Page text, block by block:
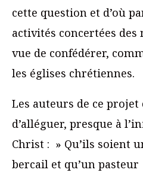
cette question et d’où
activités concertées
vue de confédérer,
les églises chrétiennes.
Les auteurs de ce
d’alléguer, presque à
Christ : » Qu’ils soient
bercail et qu’un pasteur